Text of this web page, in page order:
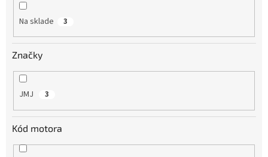
Na sklade 3
Značky
JMJ 3
Kód motora